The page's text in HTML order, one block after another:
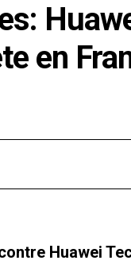
en
Huawei